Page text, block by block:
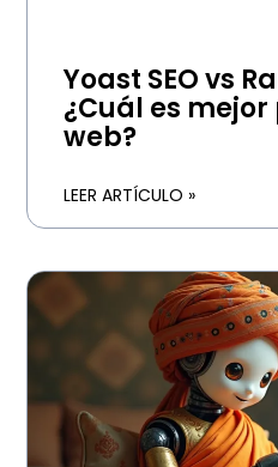
Yoast SEO vs
¿Cuál es
web?
LEER ARTÍCULO »